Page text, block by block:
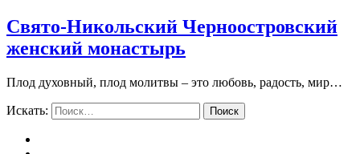
Свято-Никольский Черноостровский
женский монастырь
Плод духовный, плод молитвы – это любовь, радость, мир…
Искать: Поиск